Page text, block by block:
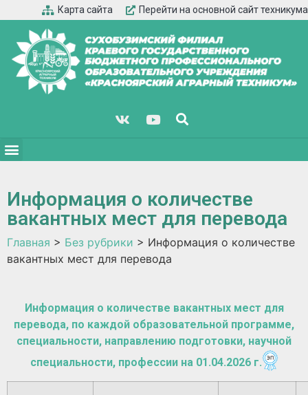
Карта сайта Перейти на основной сайт техникума
Информация о количестве
вакантных мест для перевода
Главная > Без рубрики > Информация о количестве
вакантных мест для перевода
Информация о количестве вакантных мест для
перевода, по каждой образовательной программе,
специальности, направлению подготовки, научной
специальности, профессии на 01.04.2026 г.